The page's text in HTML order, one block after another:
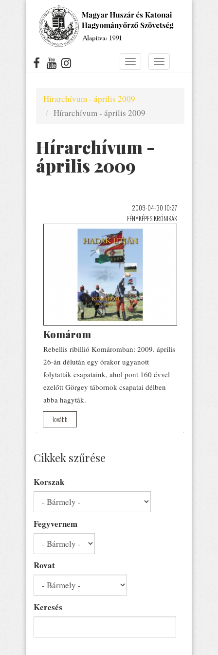
Navigáció
Navigáció
Hírarchívum - április 2009
Hírarchívum - április 2009
Hírarchívum -
április 2009
2009-04-30 10:27
FÉNYKÉPES KRÓNIKÁK
Komárom
Rebellis ribillió Komáromban: 2009. április
26-án délután egy órakor ugyanott
folytatták csapataink, ahol pont 160 évvel
ezelőtt Görgey tábornok csapatai délben
abba hagyták.
Tovább
Cikkek szűrése
Korszak
Fegyvernem
Rovat
Keresés